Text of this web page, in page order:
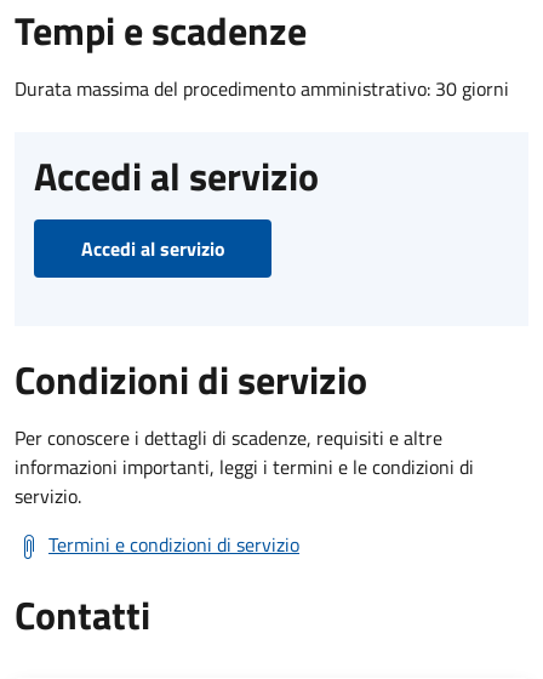
Tempi e scadenze
Durata massima del procedimento amministrativo: 30 giorni
Accedi al servizio
Accedi al servizio
Condizioni di servizio
Per conoscere i dettagli di scadenze, requisiti e altre
informazioni importanti, leggi i termini e le condizioni di
servizio.
Termini e condizioni di servizio
Contatti